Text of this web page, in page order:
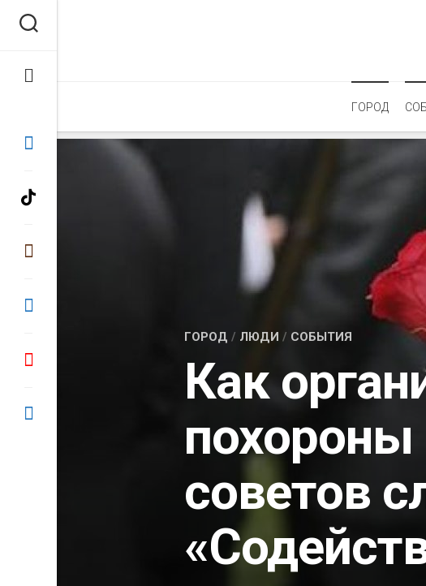
ГОРОД
ГОРОД / ЛЮДИ / СОБЫТИЯ
Как
похороны
советов